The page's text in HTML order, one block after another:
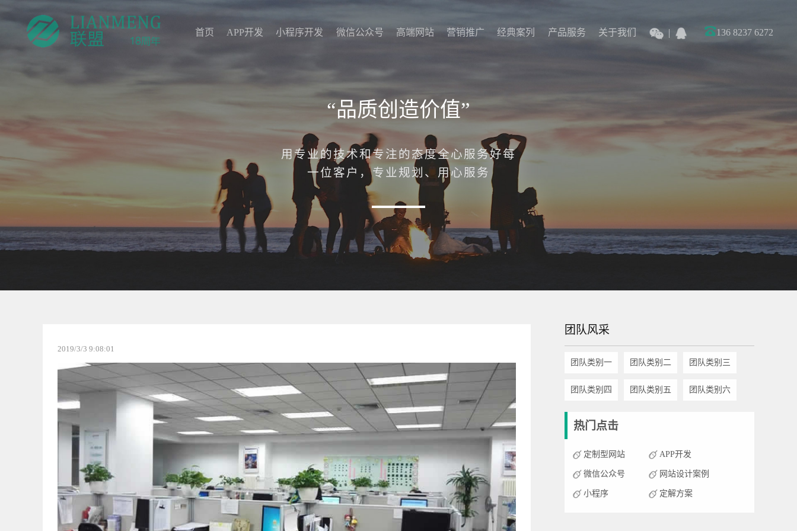
136 8237 6272
关于我们
产品服务
经典案列
营销推广
高端网站
微信公众号
小程序开发
APP开发
首页
“品质创造价值”
用专业的技术和专注的态度全心服务好每
一位客户，专业规划、用心服务
2019/3/3 9:08:01
团队风采
团队类别一 团队类别二 团队类别三
团队类别四 团队类别五 团队类别六
热门点击
定制型网站 APP开发
微信公众号 网站设计案例
小程序 定解方案